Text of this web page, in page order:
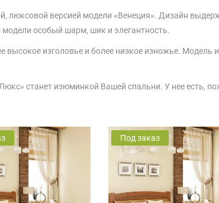
люксовой версией модели «Венеция». Дизайн
модели особый шарм, шик и элегантность.
изголовье и более низкое изножье. Модель
станет изюминкой Вашей спальни. У нее есть,
Под заказ